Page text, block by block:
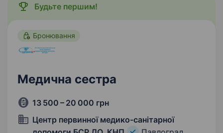
Будьте першим!
Бронювання
Медична сестра
13 500 – 20 000 грн
Центр первинної медико-санітарної